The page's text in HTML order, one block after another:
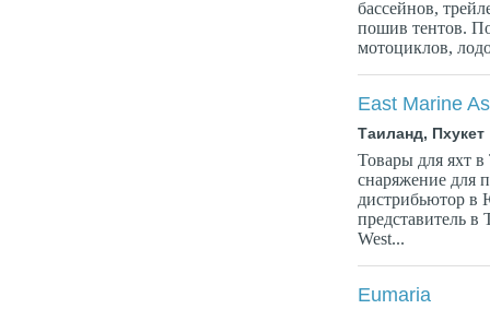
бассейнов,
пошив тентов.
мотоциклов,
East Marine
Таиланд, Пхукет
Товары для яхт
снаряжение для
дистрибьютор
представитель
West...
Eumaria